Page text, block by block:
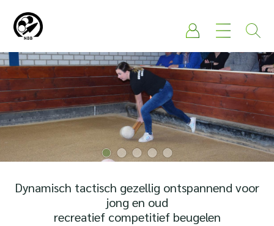
Dynamisch tactisch gezellig ontspannend voor
jong en oud
recreatief competitief beugelen